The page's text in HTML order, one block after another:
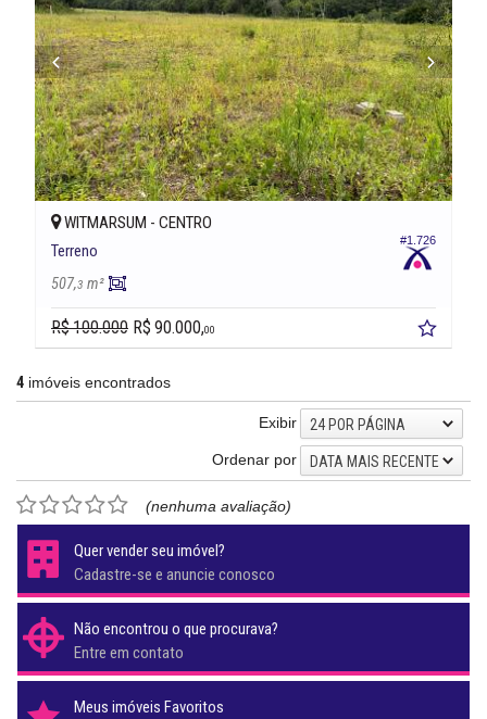
#1.726
WITMARSUM - CENTRO
Terreno
507,3 m²
R$ 100.000 R$ 90.000,00
4 imóveis encontrados
Exibir
24 POR PÁGINA
Ordenar por
DATA MAIS RECENTE
(nenhuma avaliação)
Quer vender seu imóvel?
Cadastre-se e anuncie conosco
Não encontrou o que procurava?
Entre em contato
Meus imóveis Favoritos